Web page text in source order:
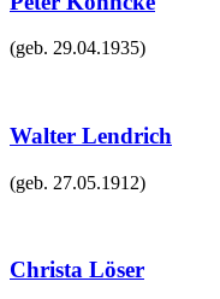
(geb. 29.04.1935)
Walter Lendrich
(geb. 27.05.1912)
Christa Löser